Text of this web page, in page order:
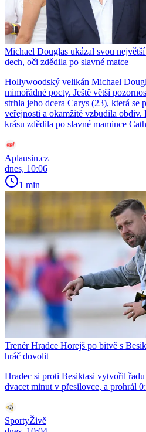
Michael Douglas ukázal svou
dech, oči zdědila po slavné matce
Hollywoodský velikán Michael
mimořádné pocty. Ještě větší
strhla jeho dcera Carys (23), která se
veřejnosti a okamžitě vzbudila obdiv.
krásu zdědila po slavné mamince
Aplausin.cz
dnes, 10:06
1 min
Trenér Hradce Horejš po bitvě s
hráč dovolit
Hradec si proti Besiktasi vytvořil
dvacet minut v přesilovce, a prohrál
SportyŽivě